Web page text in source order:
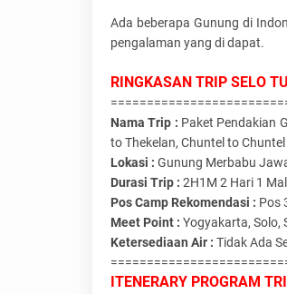
Ada beberapa Gunung di
pengalaman yang di dapat.
RINGKASAN TRIP SELO
Nama Trip : Paket Pendakian
to Thekelan, Chuntel to Chuntel
Lokasi : Gunung Merbabu
Durasi Trip : 2H1M 2 Hari 1
Pos Camp Rekomendasi : Pos
Meet Point : Yogyakarta, Solo,
Ketersediaan Air : Tidak Ada
ITENERARY PROGRAM